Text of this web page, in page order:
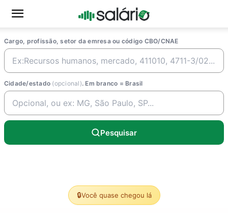
Cargo, profissão, setor da emresa ou código CBO/CNAE
Cidade/estado (opcional). Em branco = Brasil
Pesquisar
🔒Você quase chegou lá